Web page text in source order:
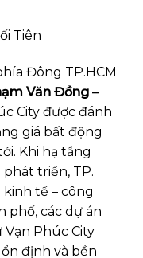
Tiên
Đông TP.HCM
Văn Đồng –
City được đánh
giá bất động
Khi hạ tầng
triển, TP.
tế – công
phố, các dự án
Phúc City
định và bền